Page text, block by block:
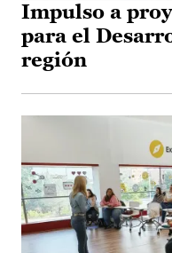
Impulso a
para el
región